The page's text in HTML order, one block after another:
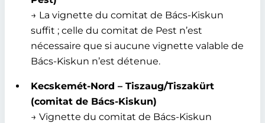
→ La vignette du comitat de Bács-Kiskun
suffit ; celle du comitat de Pest n’est
nécessaire que si aucune vignette valable de
Bács-Kiskun n’est détenue.
Kecskemét-Nord – Tiszaug/Tiszakürt
(comitat de Bács-Kiskun)
→ Vignette du comitat de Bács-Kiskun